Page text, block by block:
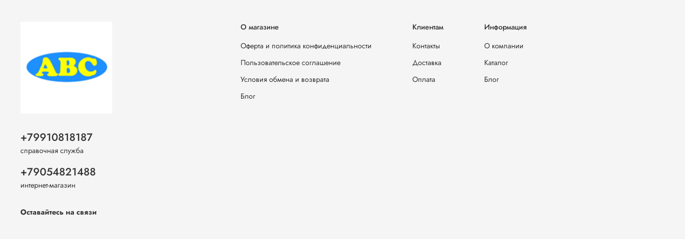
О магазине
Оферта и политика конфиденциальности
Пользовательское соглашение
Условия обмена и возврата
Блог
Клиентам
Контакты
Доставка
Оплата
Информация
О компании
Каталог
Блог
+79910818187
справочная служба
+79054821488
интернет-магазин
Оставайтесь на связи